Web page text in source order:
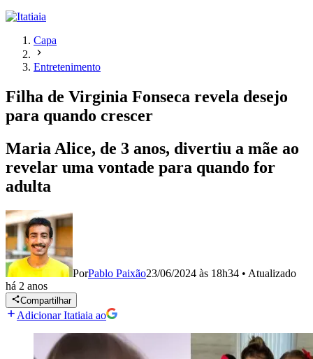
Capa
Entretenimento
Filha de Virginia Fonseca revela desejo
para quando crescer
Maria Alice, de 3 anos, divertiu a mãe ao
revelar uma vontade para quando for
adulta
PorPablo Paixão23/06/2024 às 18h34 • Atualizado
há 2 anos
Compartilhar
Adicionar Itatiaia ao